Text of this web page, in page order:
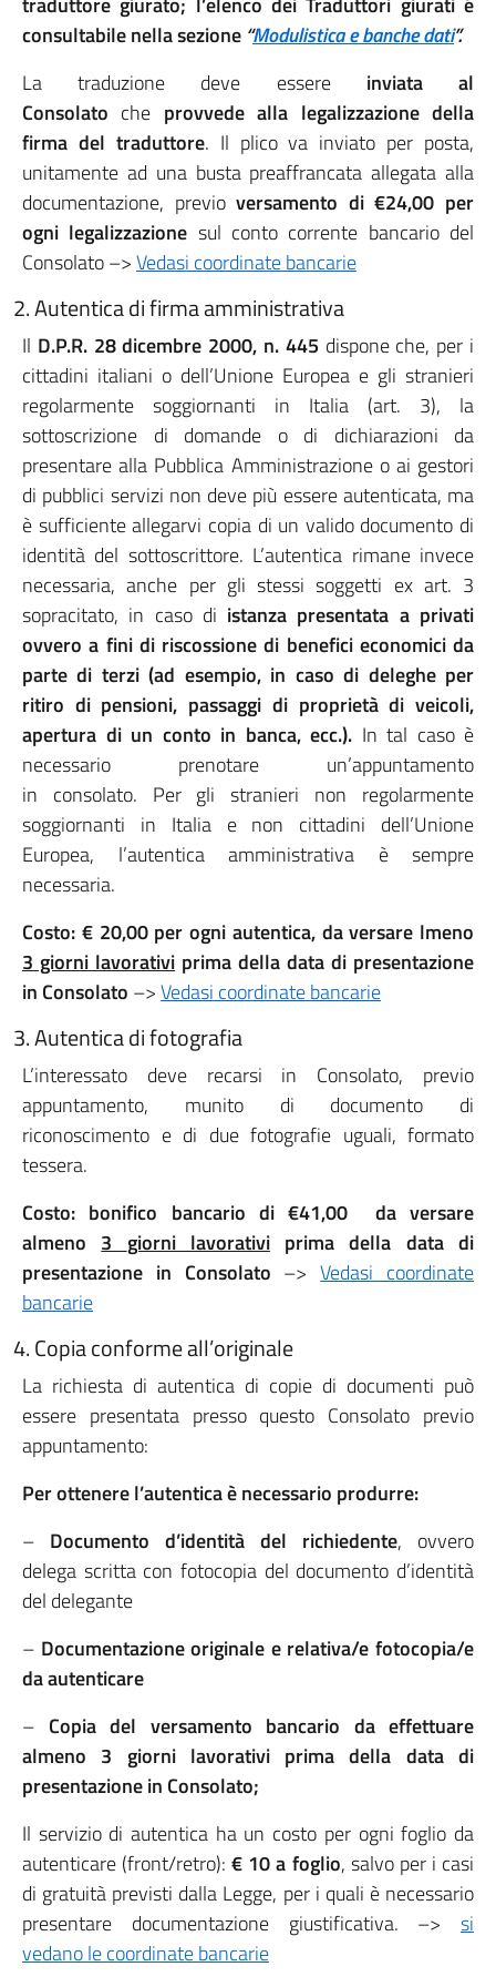
consultabile nella sezione “Modulistica e banche dati”.
La traduzione deve essereinviata al
Consolato che provvede alla legalizzazione della
firma del traduttore. Il plico va inviato per posta,
unitamente ad una busta preaffrancata allegata alla
documentazione, previoversamento di €24,00 per
ogni legalizzazione sul conto corrente bancario del
Consolato –>Vedasi coordinate bancarie
2. Autentica di firma amministrativa
Il D.P.R. 28 dicembre 2000, n. 445 dispone che, per i
cittadini italiani o dell’Unione Europea e gli stranieri
regolarmente soggiornanti in Italia (art. 3), la
sottoscrizione di domande o di dichiarazioni da
presentare alla Pubblica Amministrazione o ai gestori
di pubblici servizi non deve più essere autenticata, ma
è sufficiente allegarvi copia di un valido documento di
identità del sottoscrittore. L’autentica rimane invece
necessaria, anche per gli stessi soggetti ex art. 3
sopracitato, in caso di istanza presentata a privati
ovvero a fini di riscossione di benefici economici da
parte di terzi (ad esempio, in caso di deleghe per
ritiro di pensioni, passaggi di proprietà di veicoli,
apertura di un conto in banca, ecc.). In tal caso è
necessario prenotare un’appuntamento
in consolato. Per gli stranieri non regolarmente
soggiornanti in Italia e non cittadini dell’Unione
Europea, l’autentica amministrativa è sempre
necessaria.
Costo: € 20,00 per ogni autentica, da versare lmeno
3 giorni lavorativi prima della data di presentazione
in Consolato –>Vedasi coordinate bancarie
3. Autentica di fotografia
L’interessato deve recarsi in Consolato, previo
appuntamento, munito di documento di
riconoscimento e di due fotografie uguali, formato
tessera.
Costo: bonifico bancario di €41,00 da versare
almeno 3 giorni lavorativiprima della data di
presentazione in Consolato –>Vedasi coordinate
bancarie
4. Copia conforme all’originale
La richiesta di autentica di copie di documenti può
essere presentata presso questo Consolato previo
appuntamento:
Per ottenere l’autentica è necessario produrre:
– Documento d’identità del richiedente, ovvero
delega scritta con fotocopia del documento d’identità
del delegante
– Documentazione originale e relativa/e fotocopia/e
da autenticare
– Copia del versamento bancario da effettuare
almeno 3 giorni lavorativi prima della data di
presentazione in Consolato;
Il servizio di autentica ha un costo per ogni foglio da
autenticare (front/retro):€ 10 a foglio, salvo per i casi
di gratuità previsti dalla Legge, per i quali è necessario
presentare documentazione giustificativa. –> si
vedano le coordinate bancarie